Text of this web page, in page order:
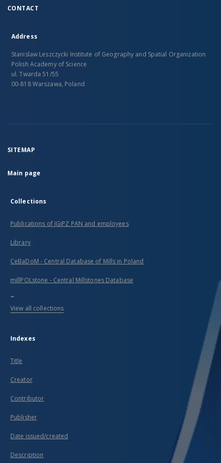
CONTACT
Address
Stanislaw Leszczycki Institute of Geography and Spatial Organization
Polish Academy of Science
ul. Twarda 51/55
00-818 Warszawa, Poland
SITEMAP
Main page
Collections
Publications of IGiPZ PAN and employees
Library
CeBaDoM - Central Database of Mills in Poland
millPOLstone - Central Millstones Database
...
View all collections
Indexes
Title
Creator
Contributor
Publisher
Date issued/created
Description